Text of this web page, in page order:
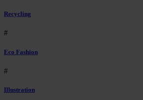
Recycling
#
Eco Fashion
#
Illustration